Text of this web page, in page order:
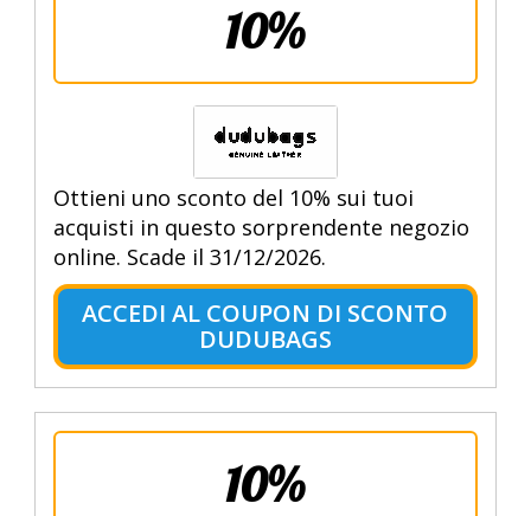
10%
Ottieni uno sconto del 10% sui tuoi
acquisti in questo sorprendente negozio
online. Scade il 31/12/2026.
ACCEDI AL COUPON DI SCONTO
DUDUBAGS
10%